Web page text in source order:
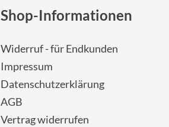
Shop-Informationen
Widerruf - für Endkunden
Impressum
Datenschutzerklärung
AGB
Vertrag widerrufen